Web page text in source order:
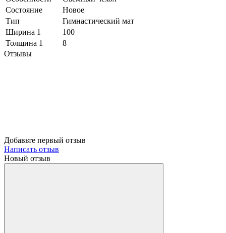
Состояние
Новое
Тип
Гимнастический мат
Ширина 1
100
Толщина 1
8
Отзывы
Добавьте первый отзыв
Написать отзыв
Новый отзыв